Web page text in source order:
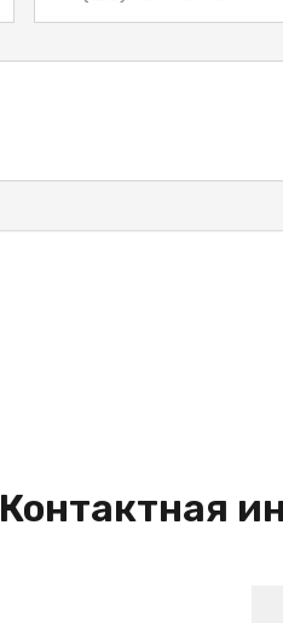
Контактная